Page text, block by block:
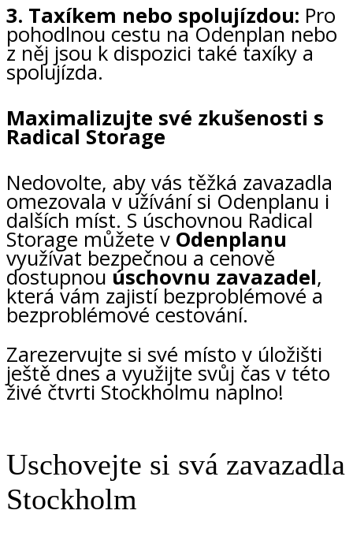
3. Taxíkem nebo spolujízdou: Pro
pohodlnou cestu na Odenplan nebo
z něj jsou k dispozici také taxíky a
spolujízda.
Maximalizujte své zkušenosti s
Radical Storage
Nedovolte, aby vás těžká zavazadla
omezovala v užívání si Odenplanu i
dalších míst. S úschovnou Radical
Storage můžete v Odenplanu
využívat bezpečnou a cenově
dostupnou úschovnu zavazadel,
která vám zajistí bezproblémové a
bezproblémové cestování.
Zarezervujte si své místo v úložišti
ještě dnes a využijte svůj čas v této
živé čtvrti Stockholmu naplno!
Uschovejte si svá zavazadla
Stockholm